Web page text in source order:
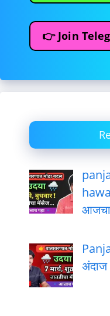
👉 Join
आजचा